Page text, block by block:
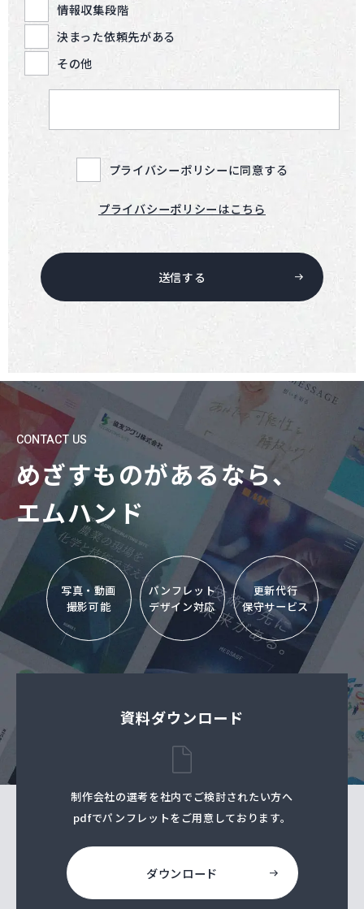
情報収集段階
決まった依頼先がある
その他
プライバシーポリシーに同意する
プライバシーポリシーはこちら
送信する
CONTACT US
めざすものがあるなら、
エムハンド
写真・動画
撮影可能
パンフレット
デザイン対応
更新代行
保守サービス
資料ダウンロード
制作会社の選考を社内でご検討されたい⽅へ
pdfでパンフレットをご⽤意しております。
ダウンロード